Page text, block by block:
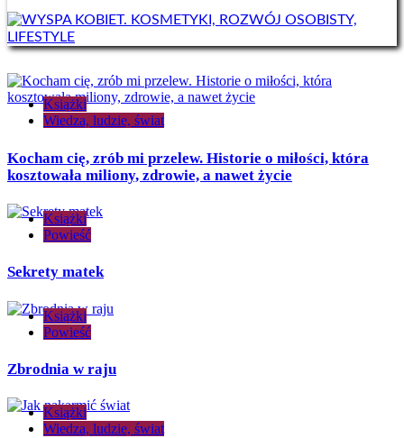
Książki
Wiedza, ludzie, świat
Kocham cię, zrób mi przelew. Historie o miłości, która
kosztowała miliony, zdrowie, a nawet życie
Książki
Powieść
Sekrety matek
Książki
Powieść
Zbrodnia w raju
Książki
Wiedza, ludzie, świat